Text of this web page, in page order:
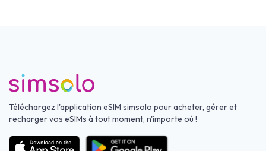
Téléchargez l'application eSIM simsolo pour acheter, gérer et
recharger vos eSIMs à tout moment, n'importe où !